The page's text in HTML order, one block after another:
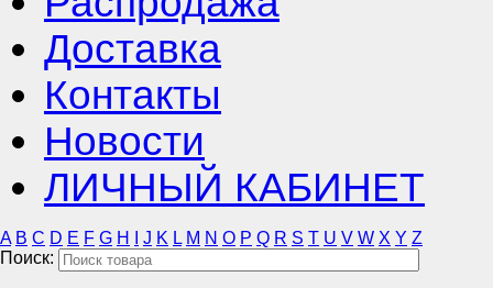
Доставка
Контакты
Новости
ЛИЧНЫЙ КАБИНЕТ
A B C D E F G H J K L M N O P Q R S T U V W X Y Z
Поиск: